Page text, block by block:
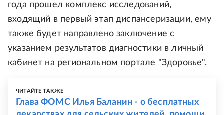
года прошел комплекс исследований,
входящий в первый этап диспансеризации, ему
также будет направлено заключение с
указанием результатов диагностики в личный
кабинет на региональном портале "Здоровье".
ЧИТАЙТЕ ТАКЖЕ
Глава ФОМС Илья Баланин - о бесплатных